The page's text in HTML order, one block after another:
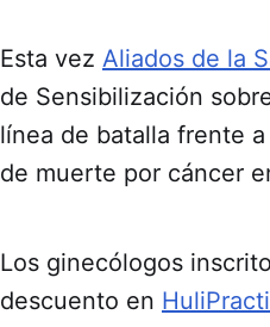
Esta vez Aliados de la
de Sensibilización
línea de batalla frente
de muerte por cáncer
Los ginecólogos
descuento en